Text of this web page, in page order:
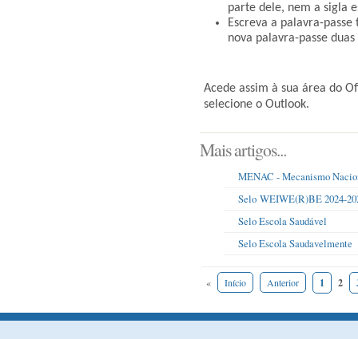
parte dele, nem a sigla
Escreva a palavra-
nova palavra-passe duas
Acede assim à sua área do
selecione o Outlook.
Mais artigos...
MENAC - Mecanismo
Selo WEIWE(R)BE 2024-
Selo Escola Saudável
Selo Escola Saudavelmente
« Início Anterior 1 2